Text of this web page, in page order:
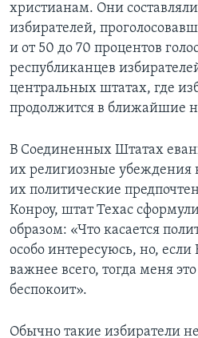
христианам. Они
избирателей,
и от 50 до 70 процентов
республиканцев
центральных штатах, где
продолжится в ближайшие
В Соединенных Штатах
их религиозные убеждения
их политические
Конроу, штат Техас
образом: «Что касается
особо интересуюсь, но, если
важнее всего, тогда меня
беспокоит».
Обычно такие избиратели